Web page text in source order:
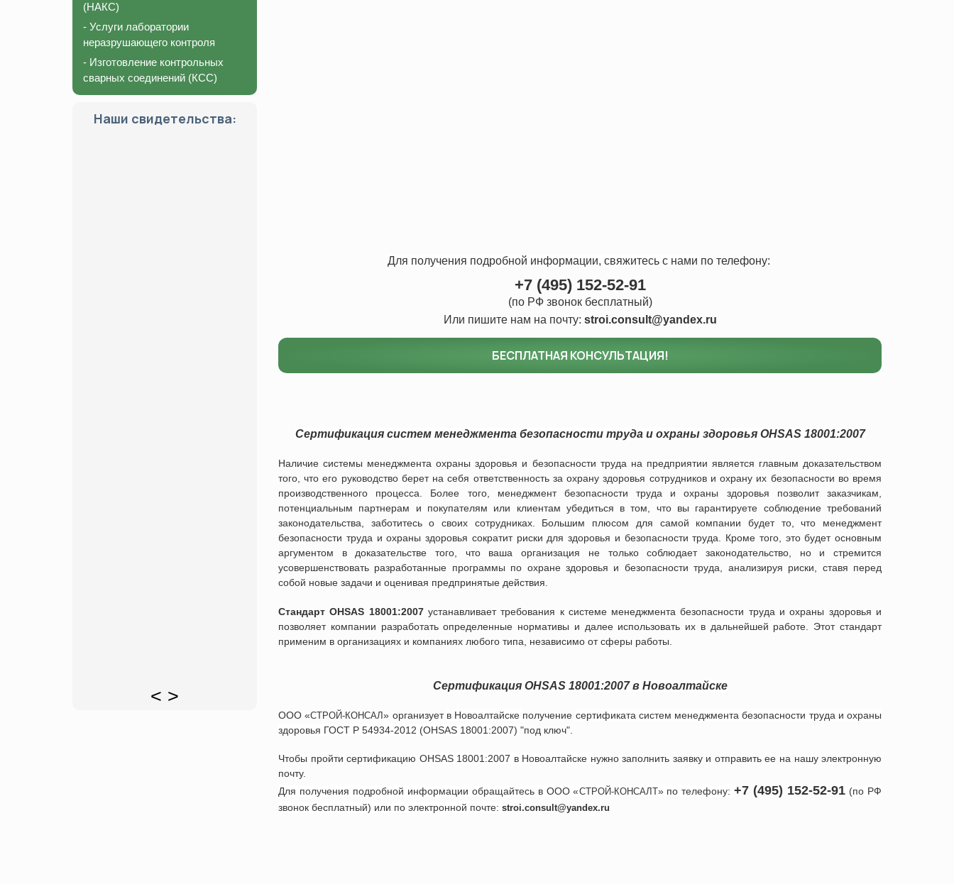
(НАКС)
- Услуги лаборатории
неразрушающего контроля
- Изготовление контрольных
сварных соединений (КСС)
Наши свидетельства:
< >
Для получения подробной информации, свяжитесь с нами по телефону:
+7 (495) 152-52-91
(по РФ звонок бесплатный)
Или пишите нам на почту: stroi.consult@yandex.ru
БЕСПЛАТНАЯ КОНСУЛЬТАЦИЯ!
Сертификация систем менеджмента безопасности труда и охраны здоровья OHSAS 18001:2007
Наличие системы менеджмента охраны здоровья и безопасности труда на предприятии является главным доказательством
того, что его руководство берет на себя ответственность за охрану здоровья сотрудников и охрану их безопасности во время
производственного процесса. Более того, менеджмент безопасности труда и охраны здоровья позволит заказчикам,
потенциальным партнерам и покупателям или клиентам убедиться в том, что вы гарантируете соблюдение требований
законодательства, заботитесь о своих сотрудниках. Большим плюсом для самой компании будет то, что менеджмент
безопасности труда и охраны здоровья сократит риски для здоровья и безопасности труда. Кроме того, это будет основным
аргументом в доказательстве того, что ваша организация не только соблюдает законодательство, но и стремится
усовершенствовать разработанные программы по охране здоровья и безопасности труда, анализируя риски, ставя перед
собой новые задачи и оценивая предпринятые действия.
Стандарт OHSAS 18001:2007устанавливает требования к системе менеджмента безопасности труда и охраны здоровья и
позволяет компании разработать определенные нормативы и далее использовать их в дальнейшей работе. Этот стандарт
применим в организациях и компаниях любого типа, независимо от сферы работы.
Сертификация OHSAS 18001:2007 в Новоалтайске
ООО «СТРОЙ-КОНСАЛ» организует в Новоалтайске получение сертификата систем менеджмента безопасности труда и охраны
здоровья ГОСТ Р 54934-2012 (OHSAS 18001:2007) "под ключ".
Чтобы пройти сертификацию OHSAS 18001:2007 в Новоалтайске нужно заполнить заявку и отправить ее на нашу электронную
почту.
Для получения подробной информации обращайтесь в ООО «СТРОЙ-КОНСАЛТ» по телефону:+7 (495) 152-52-91 (по РФ
звонок бесплатный) или по электронной почте: stroi.consult@yandex.ru